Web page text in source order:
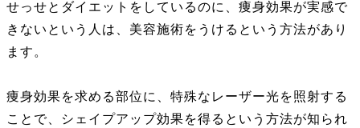
せっせとダイエットをしているのに、痩身効果が実感で
きないという人は、美容施術をうけるという方法があり
ます。
痩身効果を求める部位に、特殊なレーザー光を照射する
ことで、シェイプアップ効果を得るという方法が知られ